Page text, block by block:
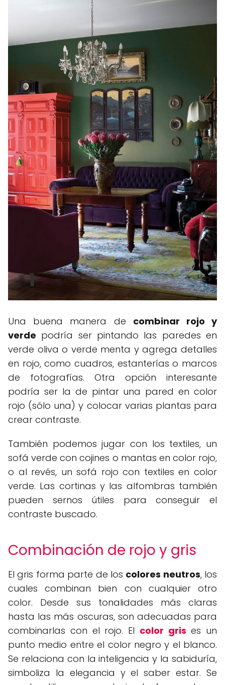
Una buena manera de combinar rojo y
verde podría ser pintando las paredes en
verde oliva o verde menta y agrega detalles
en rojo, como cuadros, estanterías o marcos
de fotografías. Otra opción interesante
podría ser la de pintar una pared en color
rojo (sólo una) y colocar varias plantas para
crear contraste.
También podemos jugar con los textiles, un
sofá verde con cojines o mantas en color rojo,
o al revés, un sofá rojo con textiles en color
verde. Las cortinas y las alfombras también
pueden sernos útiles para conseguir el
contraste buscado.
Combinación de rojo y gris
El gris forma parte de los colores neutros, los
cuales combinan bien con cualquier otro
color. Desde sus tonalidades más claras
hasta las más oscuras, son adecuadas para
combinarlas con el rojo. El color gris es un
punto medio entre el color negro y el blanco.
Se relaciona con la inteligencia y la sabiduría,
simboliza la elegancia y el saber estar. Se